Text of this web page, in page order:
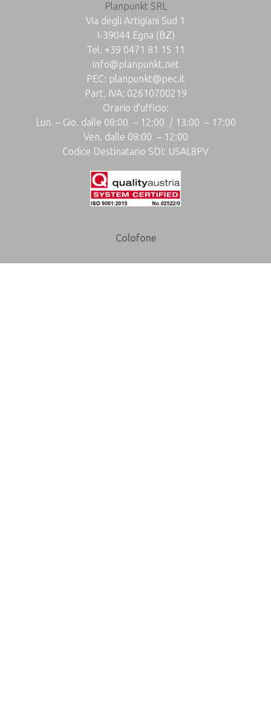
Planpunkt SRL
Via degli Artigiani Sud 1
I-39044 Egna (BZ)
Tel. +39 0471 81 15 11
info@planpunkt.net
PEC: planpunkt@pec.it
Part. IVA: 02610700219
Orario d’ufficio:
Lun. – Gio. dalle 08:00 – 12:00 / 13:00 – 17:00
Ven. dalle 08:00 – 12:00
Codice Destinatario SDI: USAL8PV
Colofone